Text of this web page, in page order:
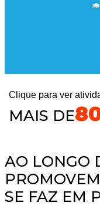
Clique para ver
MAIS DE
AO LONGO
SE FAZ EM